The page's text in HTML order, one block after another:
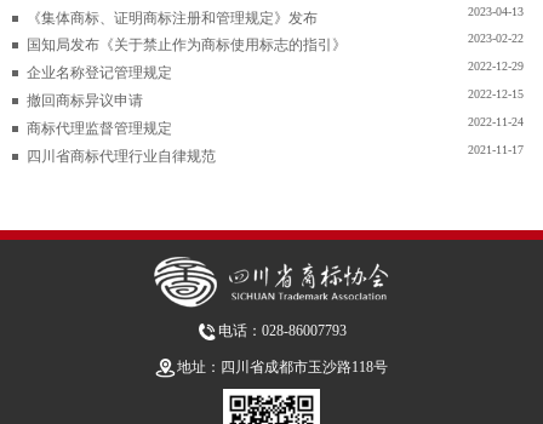
《集体商标、证明商标注册和管理规定》发布 2023-04-13
国知局发布《关于禁止作为商标使用标志的指引》 2023-02-22
企业名称登记管理规定 2022-12-29
撤回商标异议申请 2022-12-15
商标代理监督管理规定 2022-11-24
四川省商标代理行业自律规范 2021-11-17
电话：028-86007793
地址：四川省成都市玉沙路118号